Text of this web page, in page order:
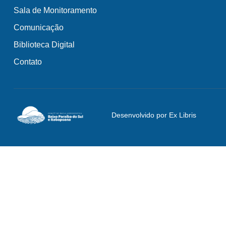
Sala de Monitoramento
Comunicação
Biblioteca Digital
Contato
Desenvolvido por Ex Libris